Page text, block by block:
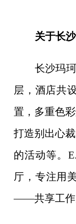
关于长
长沙玛
层，酒店共
置，多重色
打造别出心
的活动等。
厅，专注用
——共享工作